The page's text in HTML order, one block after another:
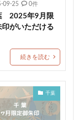
資格合格
廿日市天満宮
宮
ンサークル
素鵞神社
之宮 二柱神社
満願成就
09-25
0件
2025年9月限
印がいただける
続きを読む
千葉